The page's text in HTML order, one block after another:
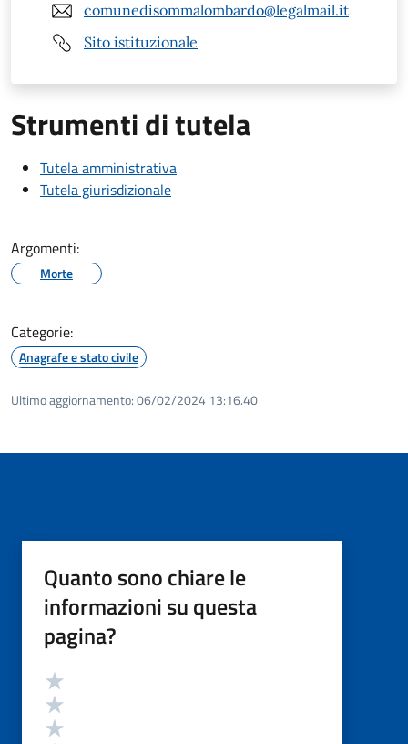
comunedisommalombardo@legalmail.it
Sito istituzionale
Strumenti di tutela
Tutela amministrativa
Tutela giurisdizionale
Argomenti:
Morte
Categorie:
Anagrafe e stato civile
Ultimo aggiornamento:06/02/2024 13:16.40
Quanto sono chiare le
informazioni su questa
pagina?
Valutazione